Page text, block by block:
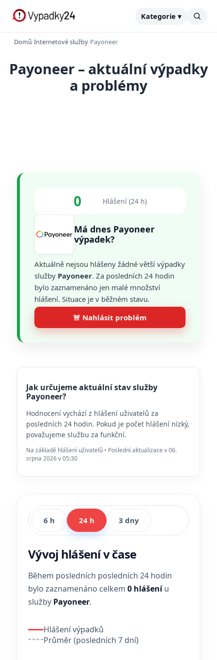
Kategorie ▾
Domů›Internetové služby›Payoneer
Payoneer – aktuální výpadky
a problémy
0 Hlášení (24 h)
Má dnes Payoneer
výpadek?
Aktuálně nejsou hlášeny žádné větší výpadky
služby Payoneer. Za posledních 24 hodin
bylo zaznamenáno jen malé množství
hlášení. Situace je v běžném stavu.
🚨 Nahlásit problém
Jak určujeme aktuální stav služby
Payoneer?
Hodnocení vychází z hlášení uživatelů za
posledních 24 hodin. Pokud je počet hlášení nízký,
považujeme službu za funkční.
Na základě hlášení uživatelů • Poslední aktualizace v 06.
srpna 2026 v 05:30
6 h 24 h 3 dny
Vývoj hlášení v čase
Během posledních posledních 24 hodin
bylo zaznamenáno celkem 0 hlášeníu
služby Payoneer.
Hlášení výpadků
Průměr (posledních 7 dní)